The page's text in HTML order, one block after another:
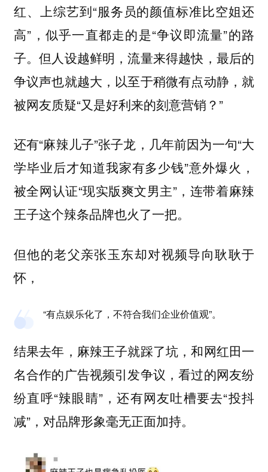
红、上综艺到“服务员的颜值标准比空姐还
高”，似乎一直都走的是“争议即流量”的路
子。但人设越鲜明，流量来得越快，最后的
争议声也就越大，以至于稍微有点动静，就
被网友质疑“又是好利来的刻意营销？”
还有“麻辣儿子”张子龙，几年前因为一句“大
学毕业后才知道我家有多少钱”意外爆火，
被全网认证“现实版爽文男主”，连带着麻辣
王子这个辣条品牌也火了一把。
但他的老父亲张玉东却对视频导向耿耿于
怀，
“有点娱乐化了，不符合我们企业价值观”。
结果去年，麻辣王子就踩了坑，和网红田一
名合作的广告视频引发争议，看过的网友纷
纷直呼“辣眼睛”，还有网友吐槽要去“投抖
减”，对品牌形象毫无正面加持。